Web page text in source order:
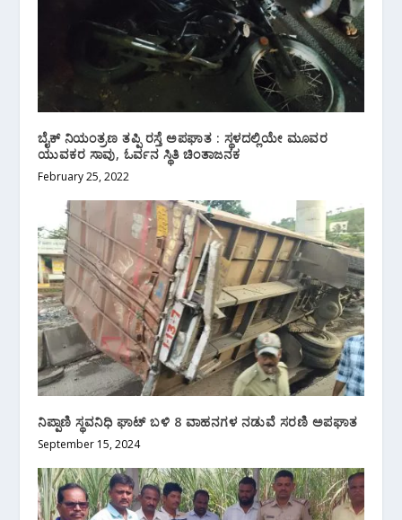
ಬೈಕ್ ನಿಯಂತ್ರಣ ತಪ್ಪಿ ರಸ್ತೆ ಅಪಘಾತ : ಸ್ಥಳದಲ್ಲಿಯೇ ಮೂವರ
ಯುವಕರ ಸಾವು, ಓರ್ವನ‌ ಸ್ಥಿತಿ ಚಿಂತಾಜನಕ
February 25, 2022
ನಿಪ್ಪಾಣಿ ಸ್ಥವನಿಧಿ ಘಾಟ್ ಬಳಿ‌ 8 ವಾಹನಗಳ ನಡುವೆ ಸರಣಿ ಅಪಘಾತ
September 15, 2024